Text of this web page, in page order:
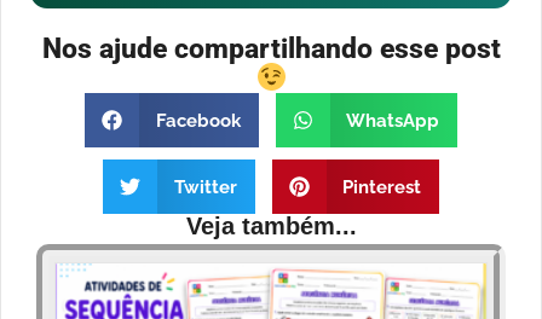
Nos ajude compartilhando esse post
Facebook WhatsApp
Twitter Pinterest
Veja também...